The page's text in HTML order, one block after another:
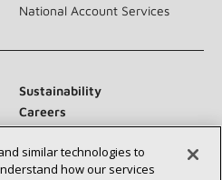
National Account Services
Sustainability
Careers
Contact Us
similar technologies to
how our services